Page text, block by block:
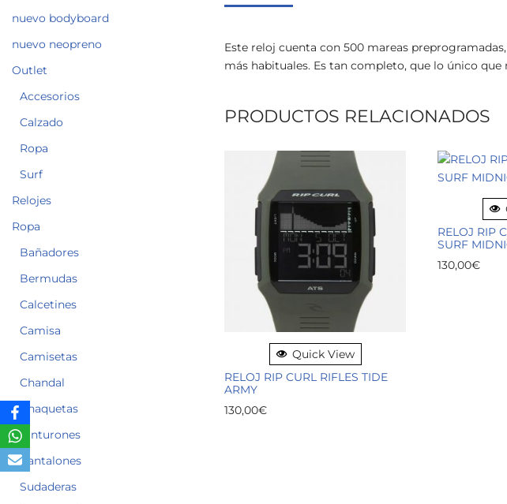
nuevo bodyboard
nuevo neopreno
Outlet
Accesorios
Calzado
Ropa
Surf
Relojes
Ropa
Bañadores
Bermudas
Calcetines
Camisa
Camisetas
Chandal
Chaquetas
Cinturones
Pantalones
Sudaderas
Este reloj cuenta con 500 mareas
más habituales. Es tan completo, que lo único que
PRODUCTOS RELACIONADOS
Quick View
RELOJ RIP CURL RIFLES TIDE
ARMY
130,00€
RELOJ RIP
SURF
130,00€